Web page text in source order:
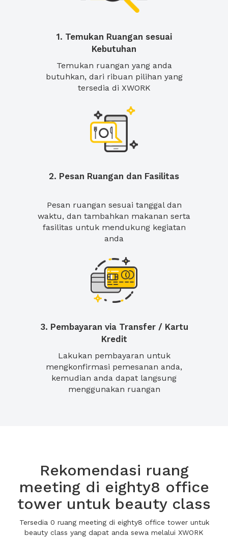
1. Temukan Ruangan sesuai
Kebutuhan
Temukan ruangan yang anda
butuhkan, dari ribuan pilihan yang
tersedia di XWORK
2. Pesan Ruangan dan Fasilitas
Pesan ruangan sesuai tanggal dan
waktu, dan tambahkan makanan serta
fasilitas untuk mendukung kegiatan
anda
3. Pembayaran via Transfer / Kartu
Kredit
Lakukan pembayaran untuk
mengkonfirmasi pemesanan anda,
kemudian anda dapat langsung
menggunakan ruangan
Rekomendasi ruang
meeting di eighty8 office
tower untuk beauty class
Tersedia 0 ruang meeting di eighty8 office tower untuk
beauty class yang dapat anda sewa melalui XWORK